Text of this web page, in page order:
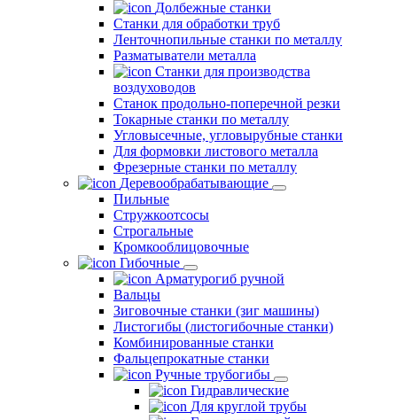
Долбежные станки
Станки для обработки труб
Ленточнопильные станки по металлу
Разматыватели металла
Станки для производства
воздуховодов
Станок продольно-поперечной резки
Токарные станки по металлу
Угловысечные, угловырубные станки
Для формовки листового металла
Фрезерные станки по металлу
Деревообрабатывающие
Пильные
Стружкоотсосы
Строгальные
Кромкооблицовочные
Гибочные
Арматурогиб ручной
Вальцы
Зиговочные станки (зиг машины)
Листогибы (листогибочные станки)
Комбинированные станки
Фальцепрокатные станки
Ручные трубогибы
Гидравлические
Для круглой трубы